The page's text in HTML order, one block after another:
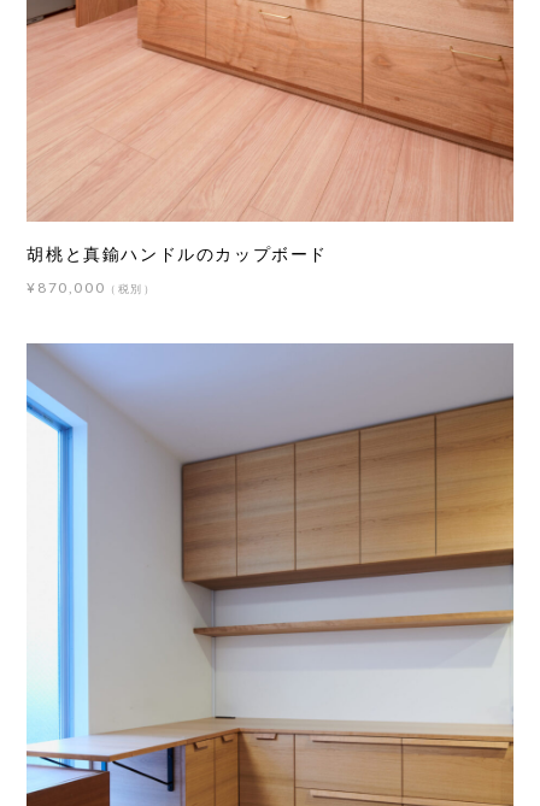
胡桃と真鍮ハンドルのカップボード
¥870,000 （税別）